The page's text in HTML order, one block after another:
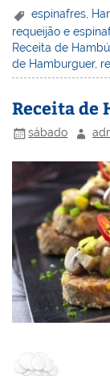
er
e
st
k
e
dI
n
espinafres,
requeijão e
Receita de
de Hamburguer,
Receita de
sábado